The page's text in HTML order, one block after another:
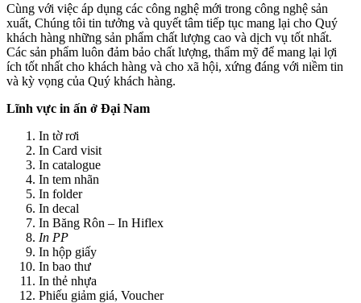
Cùng với việc áp dụng các công nghệ mới trong công nghệ sản
xuất, Chúng tôi tin tưởng và quyết tâm tiếp tục mang lại cho Quý
khách hàng những sản phẩm chất lượng cao và dịch vụ tốt nhất.
Các sản phẩm luôn đảm bảo chất lượng, thẩm mỹ để mang lại lợi
ích tốt nhất cho khách hàng và cho xã hội, xứng đáng với niềm tin
và kỳ vọng của Quý khách hàng.
Lĩnh vực in ấn ở Đại Nam
In tờ rơi
In Card visit
In catalogue
In tem nhãn
In folder
In decal
In Băng Rôn – In Hiflex
In PP
In hộp giấy
In bao thư
In thẻ nhựa
Phiếu giảm giá, Voucher